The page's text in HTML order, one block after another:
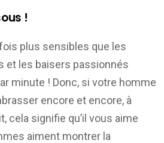
!
plus sensibles que les
et les baisers passionnés
minute ! Donc, si votre homme
encore et encore, à
cela signifie qu’il vous aime
aiment montrer la